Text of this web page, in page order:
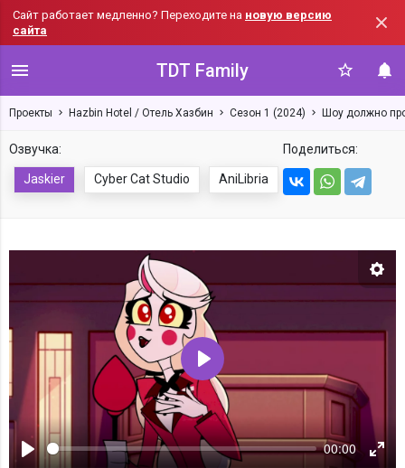
Сайт работает медленно? Переходите на новую версию
сайта
TDT Family
Проекты Hazbin Hotel / Отель Хазбин Сезон 1 (2024) Шоу должно
Озвучка:
Jaskier Cyber Cat Studio AniLibria
Поделиться:
00:00
Воспроизвести